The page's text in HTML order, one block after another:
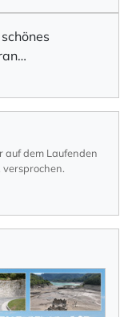
auf dem Laufenden